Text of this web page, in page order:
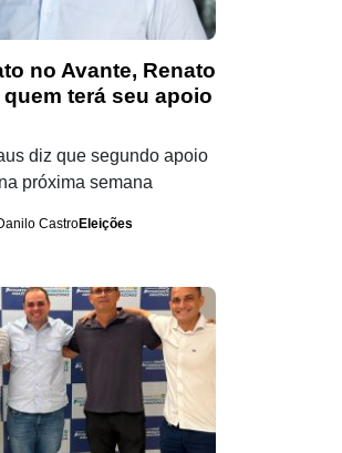
no Avante, Renato
terá seu apoio
diz que segundo apoio
próxima semana
CastroEleições